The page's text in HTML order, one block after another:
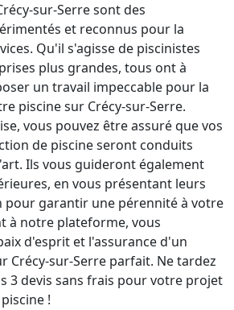
sur-Serre sont des
et reconnus pour la
Qu'il s'agisse de piscinistes
plus grandes, tous ont à
un travail impeccable pour la
piscine sur Crécy-sur-Serre.
vous pouvez être assuré que vos
de piscine seront conduits
Ils vous guideront également
en vous présentant leurs
pour garantir une pérennité à votre
à notre plateforme, vous
d'esprit et l'assurance d'un
Crécy-sur-Serre parfait. Ne tardez
3 devis sans frais pour votre projet
!